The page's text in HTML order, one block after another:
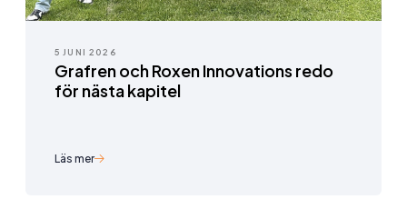
5 JUNI 2026
Grafren och Roxen Innovations redo
för nästa kapitel
Läs mer